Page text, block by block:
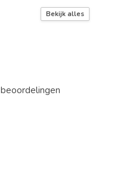
Roest
Bekijk alles
beoordelingen